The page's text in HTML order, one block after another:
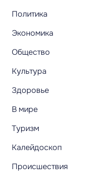
Политика
Экономика
Общество
Культура
Здоровье
В мире
Туризм
Калейдоскоп
Происшествия